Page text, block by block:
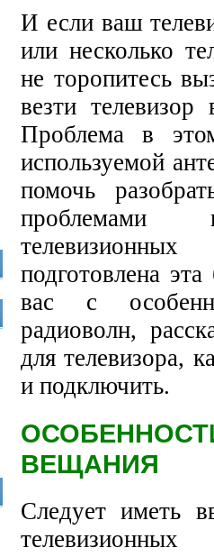
И если ваш
или несколько
не торопитесь
везти
Проблема в
используемой
помочь
проблемами
подготовлена
вас с
радиоволн,
для телевизора,
и подключить.
ВЕЩАНИЯ
Следует иметь